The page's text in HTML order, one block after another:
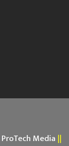
ProTech Media ||